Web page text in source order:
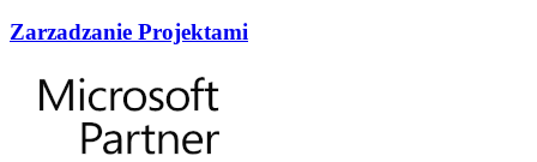
Zarzadzanie Projektami